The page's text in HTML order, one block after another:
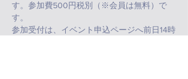
す。参加費500円税別（※会員は無料）で
す。
参加受付は、イベント申込ページへ前日14時